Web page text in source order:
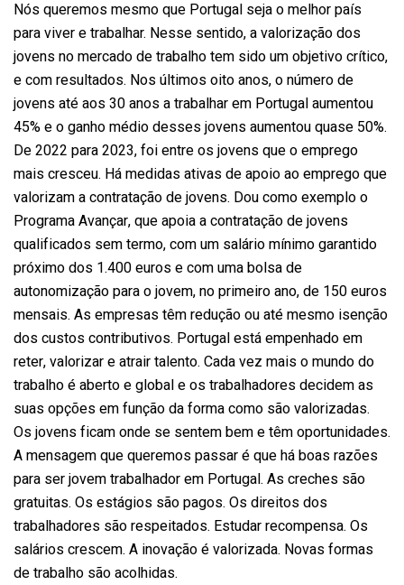
Nós queremos mesmo que Portugal seja o melhor país
para viver e trabalhar. Nesse sentido, a valorização dos
jovens no mercado de trabalho tem sido um objetivo crítico,
e com resultados. Nos últimos oito anos, o número de
jovens até aos 30 anos a trabalhar em Portugal aumentou
45% e o ganho médio desses jovens aumentou quase 50%.
De 2022 para 2023, foi entre os jovens que o emprego
mais cresceu. Há medidas ativas de apoio ao emprego que
valorizam a contratação de jovens. Dou como exemplo o
Programa Avançar, que apoia a contratação de jovens
qualificados sem termo, com um salário mínimo garantido
próximo dos 1.400 euros e com uma bolsa de
autonomização para o jovem, no primeiro ano, de 150 euros
mensais. As empresas têm redução ou até mesmo isenção
dos custos contributivos. Portugal está empenhado em
reter, valorizar e atrair talento. Cada vez mais o mundo do
trabalho é aberto e global e os trabalhadores decidem as
suas opções em função da forma como são valorizadas.
Os jovens ficam onde se sentem bem e têm oportunidades.
A mensagem que queremos passar é que há boas razões
para ser jovem trabalhador em Portugal. As creches são
gratuitas. Os estágios são pagos. Os direitos dos
trabalhadores são respeitados. Estudar recompensa. Os
salários crescem. A inovação é valorizada. Novas formas
de trabalho são acolhidas.